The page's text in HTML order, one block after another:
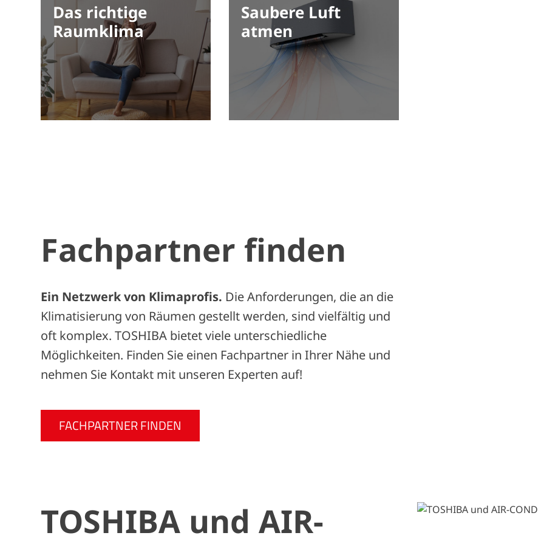
Das richtige
Raumklima
Saubere Luft
atmen
Fachpartner finden
Ein Netzwerk von Klimaprofis. Die Anforderungen, die an die
Klimatisierung von Räumen gestellt werden, sind vielfältig und
oft komplex. TOSHIBA bietet viele unterschiedliche
Möglichkeiten. Finden Sie einen Fachpartner in Ihrer Nähe und
nehmen Sie Kontakt mit unseren Experten auf!
FACHPARTNER FINDEN
TOSHIBA und AIR-